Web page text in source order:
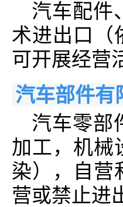
汽车配件
术进出口（
可开展经营
汽车部件有
汽车零部
加工，机械
染），自营
营或禁止进